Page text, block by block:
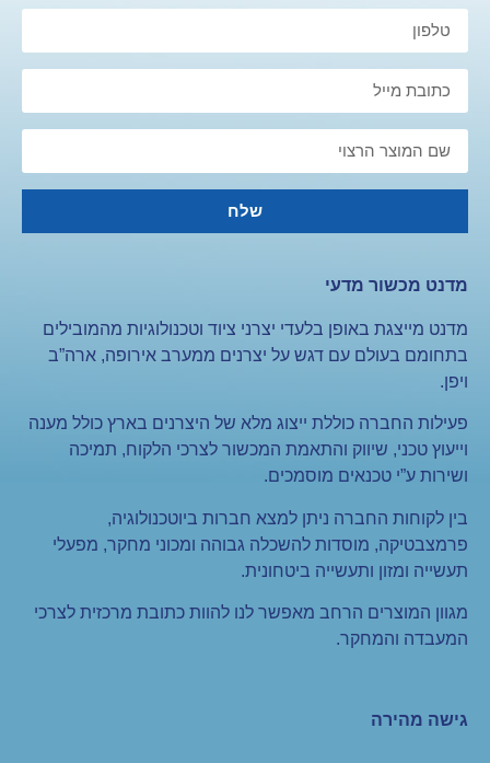
שלח
מדנט מכשור מדעי
מדנט מייצגת באופן בלעדי יצרני ציוד וטכנולוגיות מהמובילים
בתחומם בעולם עם דגש על יצרנים ממערב אירופה, ארה”ב
ויפן.
פעילות החברה כוללת ייצוג מלא של היצרנים בארץ כולל מענה
וייעוץ טכני, שיווק והתאמת המכשור לצרכי הלקוח, תמיכה
ושירות ע”י טכנאים מוסמכים.
בין לקוחות החברה ניתן למצא חברות ביוטכנולוגיה,
פרמצבטיקה, מוסדות להשכלה גבוהה ומכוני מחקר, מפעלי
תעשייה ומזון ותעשייה ביטחונית.
מגוון המוצרים הרחב מאפשר לנו להוות כתובת מרכזית לצרכי
המעבדה והמחקר.
גישה מהירה